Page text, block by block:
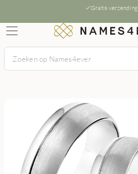
Gratis verzending